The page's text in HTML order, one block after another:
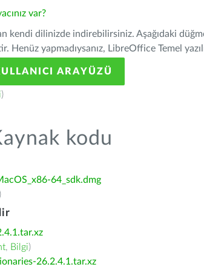
var?
kendi dilinizde indirebilirsiniz. Aşağıdaki
Henüz yapmadıysanız, LibreOffice Temel
ARAYÜZÜ
)
kodu
64_sdk.dmg
)
, Bilgi)
26.2.4.1.tar.xz